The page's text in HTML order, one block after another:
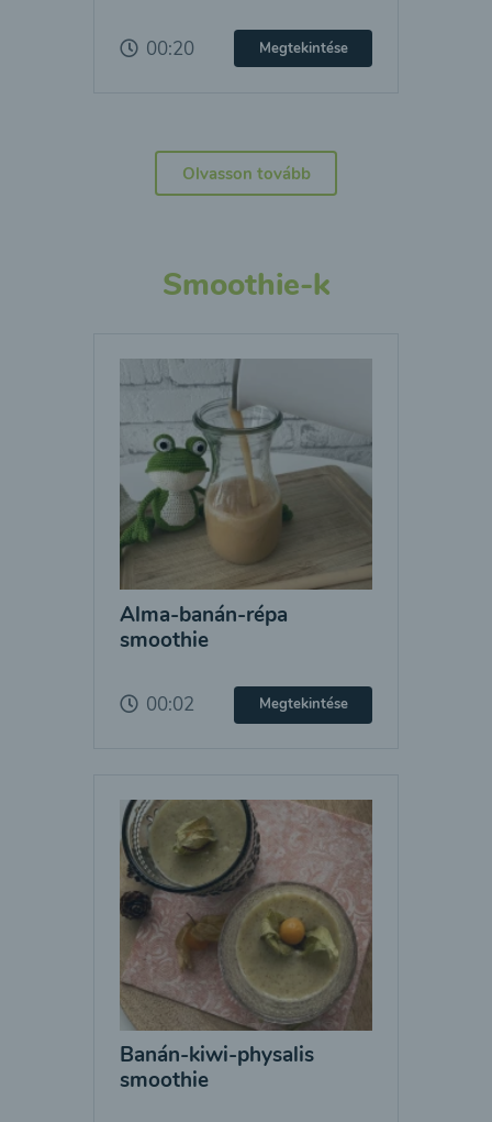
00:20 Megtekintése
Olvasson tovább
Smoothie-k
Alma-banán-répa
smoothie
00:02 Megtekintése
Banán-kiwi-physalis
smoothie